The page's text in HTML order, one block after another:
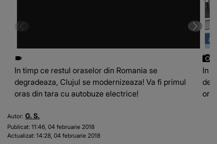
In timp ce restul oraselor din Romania se
degradeaza, Clujul se modernizeaza! Va fi primul
oras din tara cu autobuze electrice!
In
Autor: G. S.
Publicat: 11:46, 04 februarie 2018
Actualizat: 14:28, 04 februarie 2018